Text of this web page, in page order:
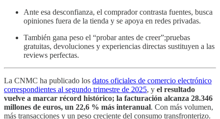
Ante esa desconfianza, el comprador contrasta fuentes, busca
opiniones fuera de la tienda y se apoya en redes privadas.
También gana peso el “probar antes de creer”;pruebas
gratuitas, devoluciones y experiencias directas sustituyen a las
reviews perfectas.
La CNMC ha publicado los datos oficiales de comercio electrónico
correspondientes al segundo trimestre de 2025, y el resultado
vuelve a marcar récord histórico; la facturación alcanza 28.346
millones de euros, un 22,6 % más interanual. Con más volumen,
más transacciones y un peso creciente del consumo transfronterizo.